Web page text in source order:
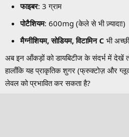
फाइबर: 3 ग्राम
पोटैशियम: 600mg (केले से भी ज़्यादा!)
मैग्नीशियम, सोडियम, विटामिन C भी
अब इन आँकड़ों को डायबिटीज के संदर्भ में देखें
हालाँकि यह प्राकृतिक शुगर (फ्रुक्टोज़ और
लेवल को प्रभावित कर सकता है?